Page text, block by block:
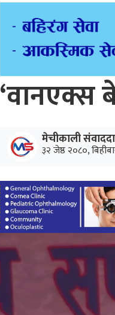
‘वानएक्स
मेचीकाली
३२ जेष्ठ २०८०,